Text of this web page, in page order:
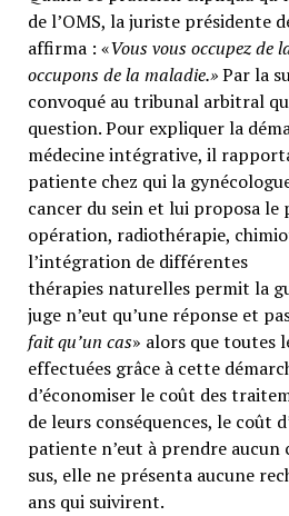
de l’OMS, la juriste présidente
affirma : «Vous vous occupez de
occupons de la maladie.»Par la
convoqué au tribunal arbitral
question. Pour expliquer la
médecine intégrative, il
patiente chez qui la
cancer du sein et lui proposa
opération, radiothérapie,
l’intégration de différentes
thérapies naturelles permit la
juge n’eut qu’une réponse et
fait qu’un cas» alors que toutes
effectuées grâce à cette
d’économiser le coût des
de leurs conséquences, le coût
patiente n’eut à prendre aucun
sus, elle ne présenta aucune
ans qui suivirent.